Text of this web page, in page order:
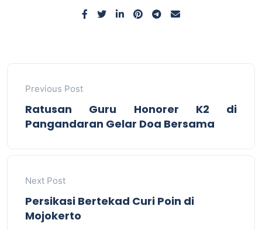
Previous Post
Ratusan Guru Honorer K2 di
Pangandaran Gelar Doa Bersama
Next Post
Persikasi Bertekad Curi Poin di
Mojokerto